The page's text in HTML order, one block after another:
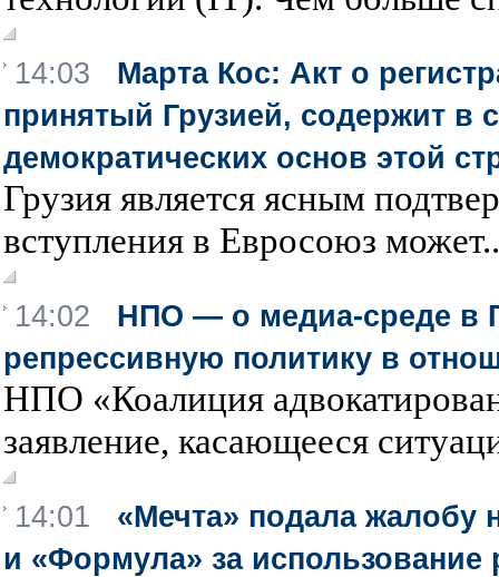
14:03 Марта Кос: Акт о
принятый Грузией, содержит в
демократических основ этой
Грузия является ясным
вступления в Евросоюз
14:02 НПО — о медиа-среде в
репрессивную политику в
НПО «Коалиция
заявление, касающееся
14:01 «Мечта» подала жалобу
и «Формула» за использование